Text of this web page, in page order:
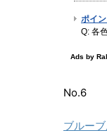
No.6
ブルー